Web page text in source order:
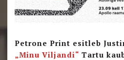
Petrone Print esitleb
„Minu Viljandi“ Tartu